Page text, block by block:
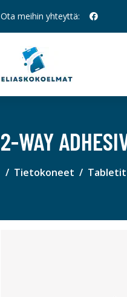
Ota meihin yhteyttä:
2-WAY
Tietokoneet Tabletit